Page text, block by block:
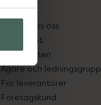
Pressrum
Jobba hos oss
Hållbarhet
Samarbeten
Ägare och ledningsgrupp
För leverantörer
Företagskund